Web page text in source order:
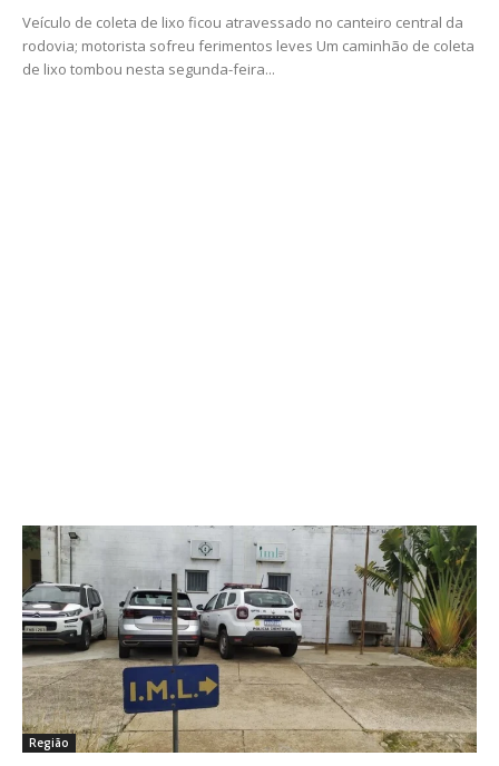
Veículo de coleta de lixo ficou atravessado no canteiro central da
rodovia; motorista sofreu ferimentos leves Um caminhão de coleta
de lixo tombou nesta segunda-feira...
Região